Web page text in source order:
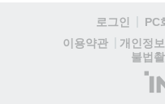
로그인 PC
이용약관
개인정
불법